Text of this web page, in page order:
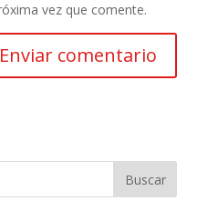
vez que comente.